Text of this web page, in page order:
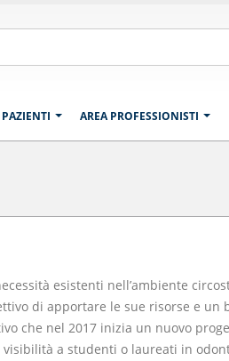
PAZIENTI AREA PROFESSIONISTI
esistenti nell’ambiente
di apportare le sue risorse e
che nel 2017 inizia un nuovo
visibilità a studenti o laureati in